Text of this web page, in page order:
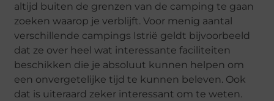
altijd buiten de grenzen van de camping te gaan
zoeken waarop je verblijft. Voor menig aantal
verschillende campings Istrië geldt bijvoorbeeld
dat ze over heel wat interessante faciliteiten
beschikken die je absoluut kunnen helpen om
een onvergetelijke tijd te kunnen beleven. Ook
dat is uiteraard zeker interessant om te weten.